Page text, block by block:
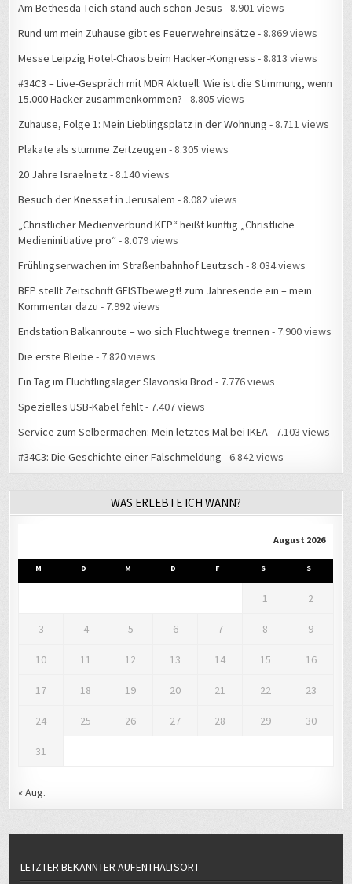
Am Bethesda-Teich stand auch schon Jesus - 8.901 views
Rund um mein Zuhause gibt es Feuerwehreinsätze - 8.869 views
Messe Leipzig Hotel-Chaos beim Hacker-Kongress - 8.813 views
#34C3 – Live-Gespräch mit MDR Aktuell: Wie ist die Stimmung, wenn
15.000 Hacker zusammenkommen? - 8.805 views
Zuhause, Folge 1: Mein Lieblingsplatz in der Wohnung - 8.711 views
Plakate als stumme Zeitzeugen - 8.305 views
20 Jahre Israelnetz - 8.140 views
Besuch der Knesset in Jerusalem - 8.082 views
„Christlicher Medienverbund KEP“ heißt künftig „Christliche
Medieninitiative pro“ - 8.079 views
Frühlingserwachen im Straßenbahnhof Leutzsch - 8.034 views
BFP stellt Zeitschrift GEISTbewegt! zum Jahresende ein – mein
Kommentar dazu - 7.992 views
Endstation Balkanroute – wo sich Fluchtwege trennen - 7.900 views
Die erste Bleibe - 7.820 views
Ein Tag im Flüchtlingslager Slavonski Brod - 7.776 views
Spezielles USB-Kabel fehlt- 7.407 views
Service zum Selbermachen: Mein letztes Mal bei IKEA- 7.103 views
#34C3: Die Geschichte einer Falschmeldung - 6.842 views
WAS ERLEBTE ICH WANN?
August 2026
M D M D F S S
1 2
3 4 5 6 7 8 9
10 11 12 13 14 15 16
17 18 19 20 21 22 23
24 25 26 27 28 29 30
31
« Aug.
LETZTER BEKANNTER AUFENTHALTSORT